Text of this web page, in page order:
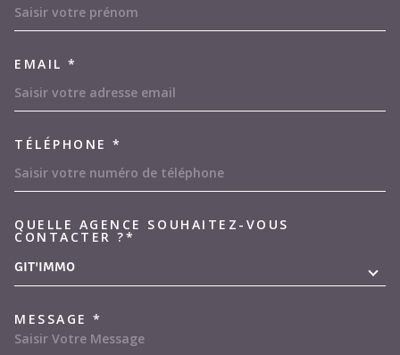
EMAIL *
TÉLÉPHONE *
QUELLE AGENCE SOUHAITEZ-VOUS
CONTACTER ?*
GIT'IMMO
MESSAGE *